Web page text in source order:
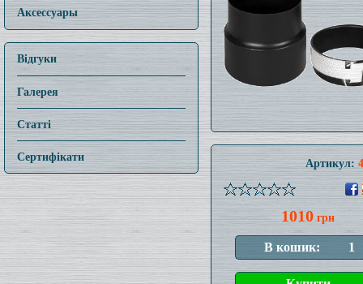
Аксессуары
Відгуки
Галерея
Статті
Сертифікати
Артикул:
1010 грн